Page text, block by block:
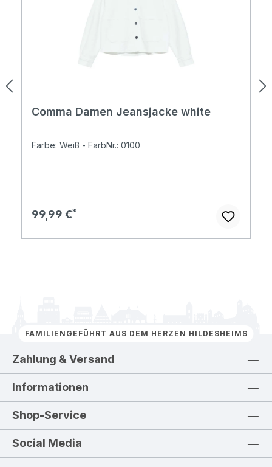
Comma Damen Jeansjacke white
Farbe: Weiß - FarbNr.: 0100
Regulärer Preis:
99,99 €
FAMILIENGEFÜHRT AUS DEM HERZEN HILDESHEIMS
Zahlung & Versand
Informationen
Shop-Service
Social Media